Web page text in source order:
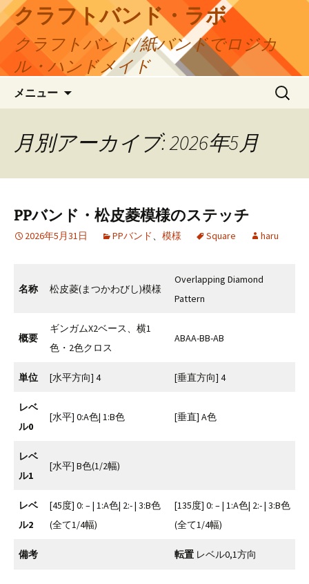
コ
ン
テ
ツ
ス
クラフトバンド・ラボ
クラフトバンド/紙バンドでロジカ
ル・ハンドメイド
メニュー
検
索:
月別アーカイブ: 2026年5月
PPバンド・松皮菱模様のステッチ
2026年5月31日 PPバンド、 模様 Square haru
名称 松皮菱(まつかわびし)模様
Overlapping Diamond
Pattern
概要
ギンガムX2ベース、横1
色・2色クロス
ABAA-BB-AB
単位 [水平方向] 4 [垂直方向] 4
レベ
ル0
[水平] 0:A色| 1:B色 [垂直] A色
レベ
ル1
[水平] B色(1/2幅)
レベ
ル2
[45度] 0: – | 1:A色| 2:- | 3:B色
(全て1/4幅)
[135度] 0: – | 1:A色| 2:- | 3:B色
(全て1/4幅)
備考 転置 レベル0,1方向